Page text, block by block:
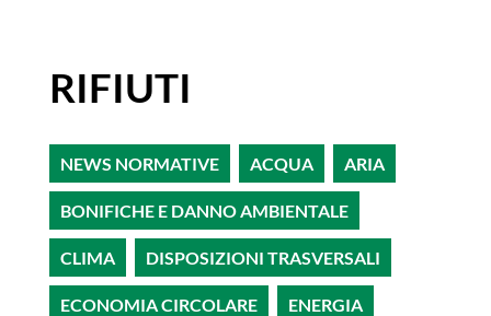
RIFIUTI
NEWS NORMATIVE ACQUA ARIA
BONIFICHE E DANNO AMBIENTALE
CLIMA DISPOSIZIONI TRASVERSALI
ECONOMIA CIRCOLARE ENERGIA